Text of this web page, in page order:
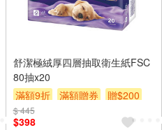
舒潔極絨厚四層抽取衛生紙FSC
80抽x20
滿額9折
滿額贈券 贈$200
$ 445
$398